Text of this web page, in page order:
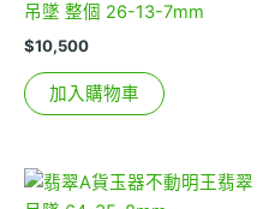
吊墜 整個 26-13-7mm
$10,500
加入購物車